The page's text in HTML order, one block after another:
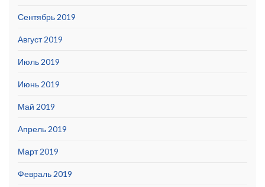
Сентябрь 2019
Август 2019
Июль 2019
Июнь 2019
Май 2019
Апрель 2019
Март 2019
Февраль 2019